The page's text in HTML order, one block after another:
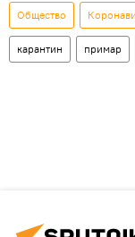
Общество
карантин примар